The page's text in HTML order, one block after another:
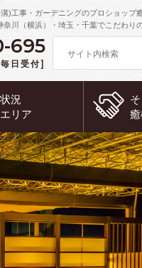
)工事・ガーデニングのプロショップ
奈川（横浜）・埼玉・千葉でこだわり
695
日受付]
況
リア
そ